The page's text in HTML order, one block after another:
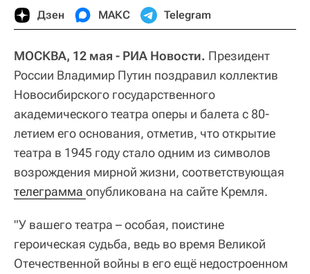
Дзен МАКС Telegram
МОСКВА, 12 мая - РИА Новости. Президент
России Владимир Путин поздравил коллектив
Новосибирского государственного
академического театра оперы и балета с 80-
летием его основания, отметив, что открытие
театра в 1945 году стало одним из символов
возрождения мирной жизни, соответствующая
телеграмма опубликована на сайте Кремля.
"У вашего театра – особая, поистине
героическая судьба, ведь во время Великой
Отечественной войны в его ещё недостроенном